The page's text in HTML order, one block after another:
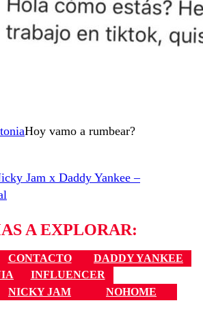
Hoy vamo a rumbear?
Jam x Daddy Yankee –
A EXPLORAR:
CONTACTO
DADDY YANKEE
INFLUENCER
NICKY JAM
NOHOME